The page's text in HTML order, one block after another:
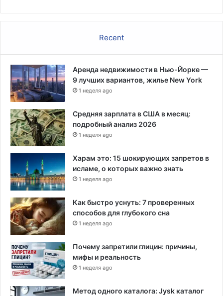
с
л
е
в
с
п
ы
ш
к
C
O
D
1
9
Recent
Аренда недвижимости в Нью-Йорке —
9 лучших вариантов, жилье New York
1 неделя ago
Средняя зарплата в США в месяц:
подробный анализ 2026
1 неделя ago
Харам это: 15 шокирующих запретов в
исламе, о которых важно знать
1 неделя ago
Как быстро уснуть: 7 проверенных
способов для глубокого сна
1 неделя ago
Почему запретили глицин: причины,
мифы и реальность
1 неделя ago
Метод одного каталога: Jysk каталог